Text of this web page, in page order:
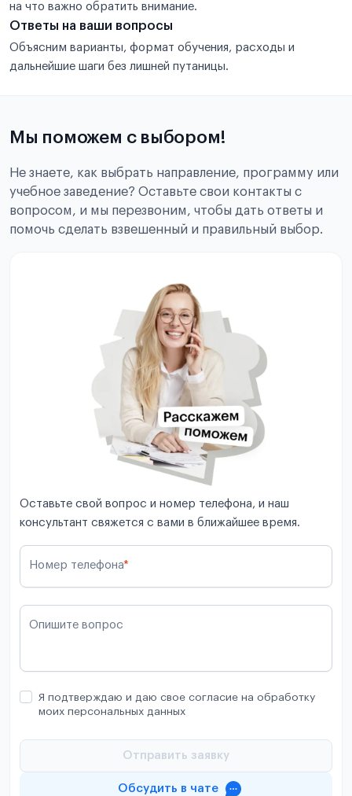
на что важно обратить внимание.
Ответы на ваши вопросы
Объясним варианты, формат обучения, расходы и
дальнейшие шаги без лишней путаницы.
Мы поможем с выбором!
Не знаете, как выбрать направление, программу или
учебное заведение? Оставьте свои контакты с
вопросом, и мы перезвоним, чтобы дать ответы и
помочь сделать взвешенный и правильный выбор.
Оставьте свой вопрос и номер телефона, и наш
консультант свяжется с вами в ближайшее время.
Номер телефона*
Опишите вопрос
Я подтверждаю и даю свое согласие на обработку
моих персональных данных
Отправить заявку
Обсудить в чате